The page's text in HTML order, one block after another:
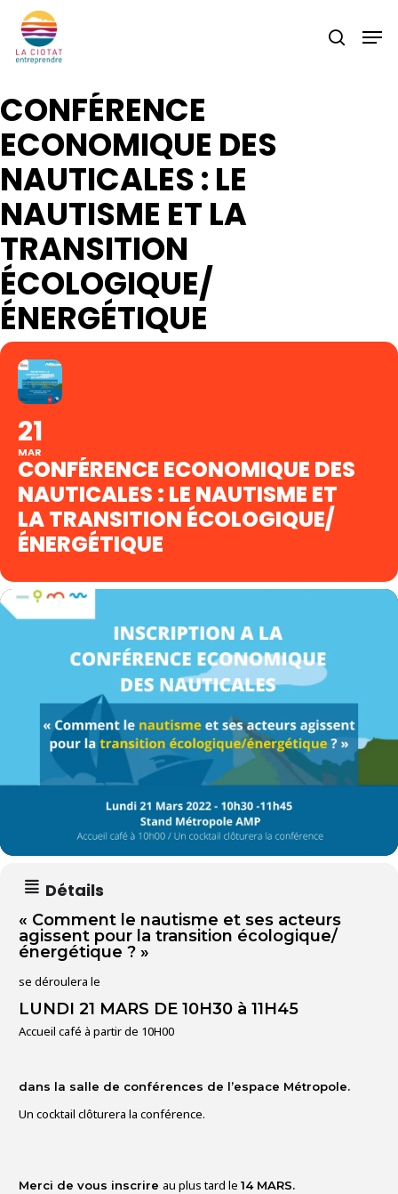
main
search
CONFÉRENCE
ECONOMIQUE DES
NAUTICALES : LE
NAUTISME ET LA
TRANSITION
ÉCOLOGIQUE/
ÉNERGÉTIQUE
21
MAR
CONFÉRENCE ECONOMIQUE DES
NAUTICALES : LE NAUTISME ET
LA TRANSITION ÉCOLOGIQUE/
ÉNERGÉTIQUE
Détails
« Comment le nautisme et ses acteurs
agissent pour la transition écologique/
énergétique ? »
se déroulera le
LUNDI 21 MARS DE 10H30 à 11H45
Accueil café à partir de 10H00
dans la salle de conférences de l’espace Métropole.
Un cocktail clôturera la conférence.
Merci de vous inscrire au plus tard le 14 MARS.